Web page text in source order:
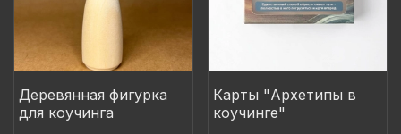
Деревянная фигурка
для коучинга
Карты "Архетипы в
коучинге"